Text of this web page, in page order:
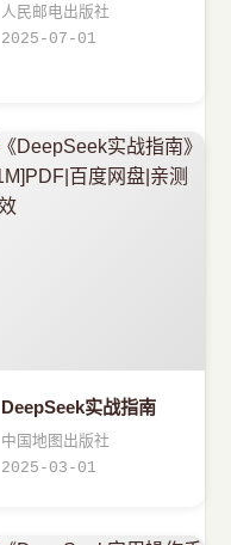
人民邮电出版社
2025-07-01
DeepSeek实战指南
中国地图出版社
2025-03-01